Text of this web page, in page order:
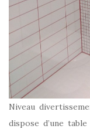
Niveau
dispose d’une